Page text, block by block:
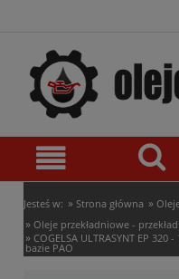
Jesteś w: » Strona główna »
» Oleje przekładniowe -
» COGELSA ULTRASYNT EP
bazie PAO